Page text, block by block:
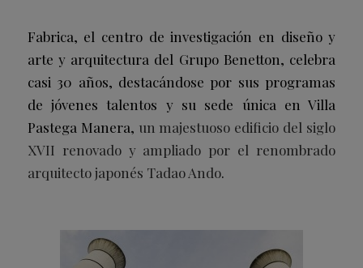
Fabrica, el centro de investigación en diseño y
arte y arquitectura del Grupo Benetton, celebra
casi 30 años, destacándose por sus programas
de jóvenes talentos y su sede única en Villa
Pastega Manera, un majestuoso edificio del siglo
XVII renovado y ampliado por el renombrado
arquitecto japonés Tadao Ando.